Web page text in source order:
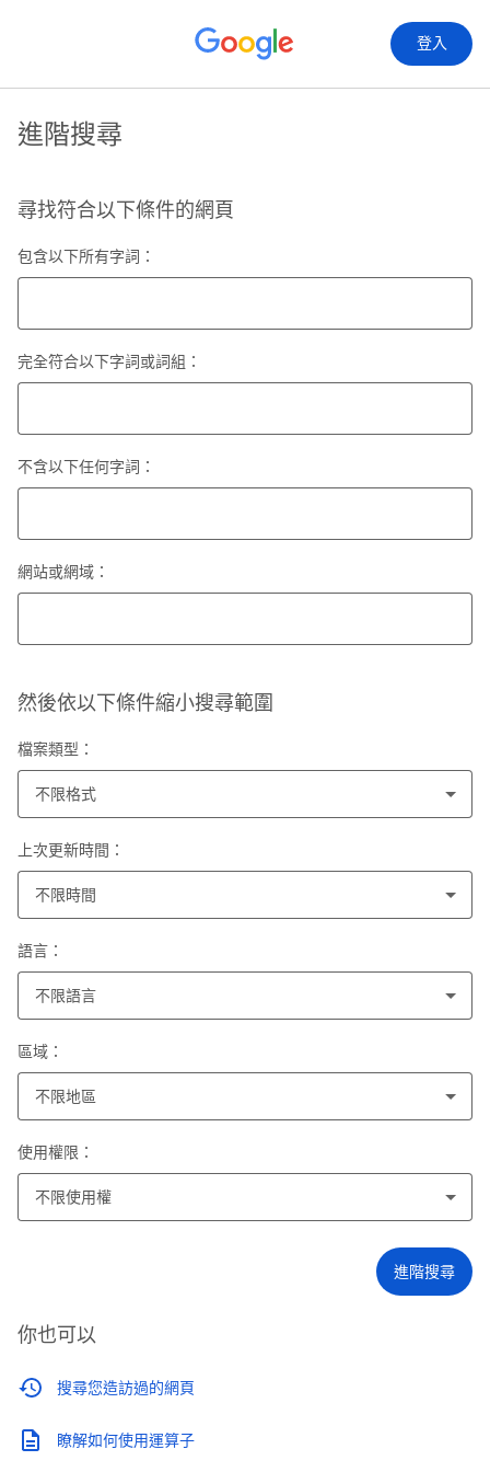
登入
進階搜尋
尋找符合以下條件的網頁
包含以下所有字詞：
完全符合以下字詞或詞組：
不含以下任何字詞：
網站或網域：
然後依以下條件縮小搜尋範圍
檔案類型：
不限格式
上次更新時間：
不限時間
語言：
不限語言
區域：
不限地區
使用權限：
不限使用權
進階搜尋
你也可以
搜尋您造訪過的網頁
瞭解如何使用運算子